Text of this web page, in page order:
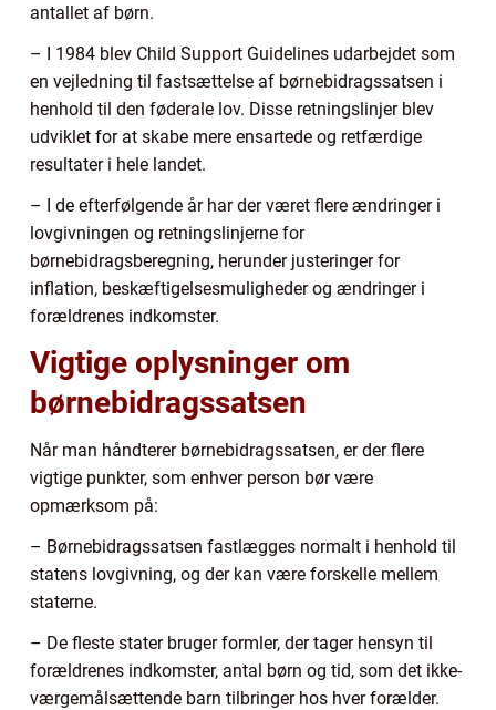
antallet af børn.
– I 1984 blev Child Support Guidelines udarbejdet som
en vejledning til fastsættelse af børnebidragssatsen i
henhold til den føderale lov. Disse retningslinjer blev
udviklet for at skabe mere ensartede og retfærdige
resultater i hele landet.
– I de efterfølgende år har der været flere ændringer i
lovgivningen og retningslinjerne for
børnebidragsberegning, herunder justeringer for
inflation, beskæftigelsesmuligheder og ændringer i
forældrenes indkomster.
Vigtige oplysninger om
børnebidragssatsen
Når man håndterer børnebidragssatsen, er der flere
vigtige punkter, som enhver person bør være
opmærksom på:
– Børnebidragssatsen fastlægges normalt i henhold til
statens lovgivning, og der kan være forskelle mellem
staterne.
– De fleste stater bruger formler, der tager hensyn til
forældrenes indkomster, antal børn og tid, som det ikke-
værgemålsættende barn tilbringer hos hver forælder.